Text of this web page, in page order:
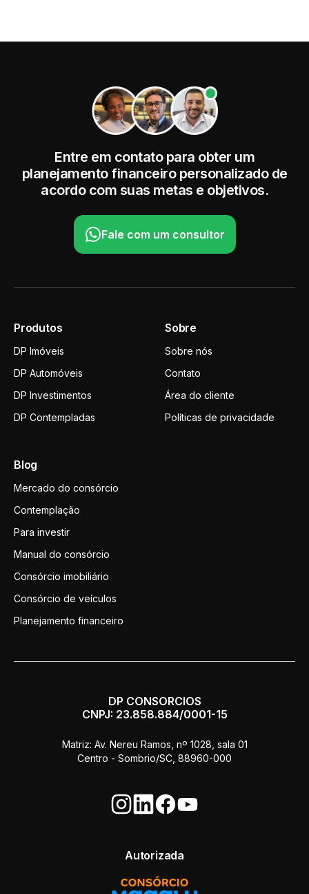
Entre em contato para obter um
planejamento financeiro personalizado de
acordo com suas metas e objetivos.
Fale com um consultor
Produtos
DP Imóveis
DP Automóveis
DP Investimentos
DP Contempladas
Sobre
Sobre nós
Contato
Área do cliente
Políticas de privacidade
Blog
Mercado do consórcio
Contemplação
Para investir
Manual do consórcio
Consórcio imobiliário
Consórcio de veículos
Planejamento financeiro
DP CONSORCIOS
CNPJ: 23.858.884/0001-15
Matriz: Av. Nereu Ramos, nº 1028, sala 01
Centro - Sombrio/SC, 88960-000
Autorizada